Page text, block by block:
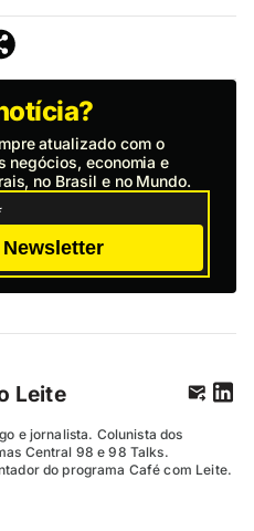
atualizado com o
negócios, economia e
no Brasil e no Mundo.
Leite
e jornalista. Colunista dos
Central 98 e 98 Talks.
do programa Café com Leite.